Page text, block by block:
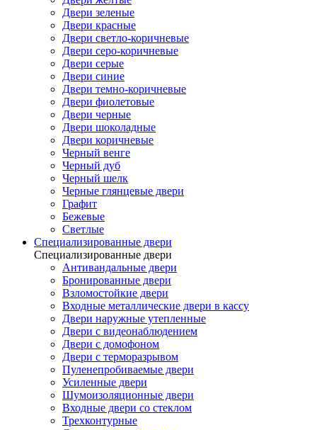
Двери зеленые
Двери красные
Двери светло-коричневые
Двери серо-коричневые
Двери серые
Двери синие
Двери темно-коричневые
Двери фиолетовые
Двери черные
Двери шоколадные
Двери коричневые
Черный венге
Черный дуб
Черный шелк
Черные глянцевые двери
Графит
Бежевые
Светлые
Специализированные двери
Специализированные двери
Антивандальные двери
Бронированные двери
Взломостойкие двери
Входные металлические двери в кассу
Двери наружные утепленные
Двери с видеонаблюдением
Двери с домофоном
Двери с терморазрывом
Пуленепробиваемые двери
Усиленные двери
Шумоизоляционные двери
Входные двери со стеклом
Трехконтурные